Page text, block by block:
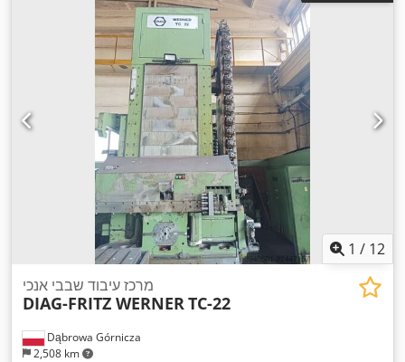
1 / 12
Dąbrowa Górnicza
2,508 km
מרכז עיבוד שבבי אנכי
DIAG-FRITZ WERNERTC-22